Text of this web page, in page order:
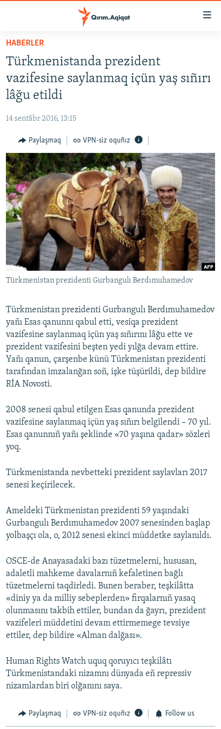
Esas
qaytmaq
Baş
navigatsiyağa
qaytmaq
Qıdıruvğa
HABERLER
SİYASET
İQTİSADİYAT
MEDENİYET
İNSAN AQLARI
VİDEO
SÜRET
BLOGLAR
FİKİR
Русский
Українською
QOŞULIÑIZ!
RFE/RS bütün saytları
HABERLER
Türkmenistanda prezident
vazifesine saylanmaq içün yaş sıñırı
lâğu etildi
14 sentâbr 2016, 13:15
Paylaşmaq VPN-siz oquñız
Türkmenistan prezidenti Gurbangulı Berdımuhamedov
Türkmenistan prezidenti Gurbangulı Berdımuhamedov
yañı Esas qanunnı qabul etti, vesiqa prezident
vazifesine saylanmaq içün yaş sıñırını lâğu ette ve
prezident vazifesini beşten yedi yılğa devam ettire.
Yañı qanun, çarşenbe künü Türkmenistan prezidenti
tarafından imzalanğan soñ, işke tüşürildi, dep bildire
RİA Novosti.
2008 senesi qabul etilgen Esas qanunda prezident
vazifesine saylanmaq içün yaş sıñırı belgilendi – 70 yıl.
Esas qanunnıñ yañı şeklinde «70 yaşına qadar» sözleri
yoq.
Türkmenistanda nevbetteki prezident saylavları 2017
senesi keçirilecek.
Ameldeki Türkmenistan prezidenti 59 yaşındaki
Gurbangulı Berdımuhamedov 2007 senesinden başlap
yolbaşçı ola, o, 2012 senesi ekinci müddetke saylanıldı.
OSCE-de Anayasadaki bazı tüzetmelerni, hususan,
adaletli mahkeme davalarnıñ kefaletinen bağlı
tüzetmelerni taqdirledi. Bunen beraber, teşkilâtta
«diniy ya da milliy sebeplerden» firqalarnıñ yasaq
olunmasını takbih ettiler, bundan da ğayrı, prezident
vazifeleri müddetini devam ettirmemege tevsiye
ettiler, dep bildire «Alman dalğası».
Human Rights Watch uquq qoruyıcı teşkilâtı
Türkmenistandaki nizamnı dünyada eñ repressiv
nizamlardan biri olğanını saya.
Paylaşmaq VPN-siz oquñız Follow us